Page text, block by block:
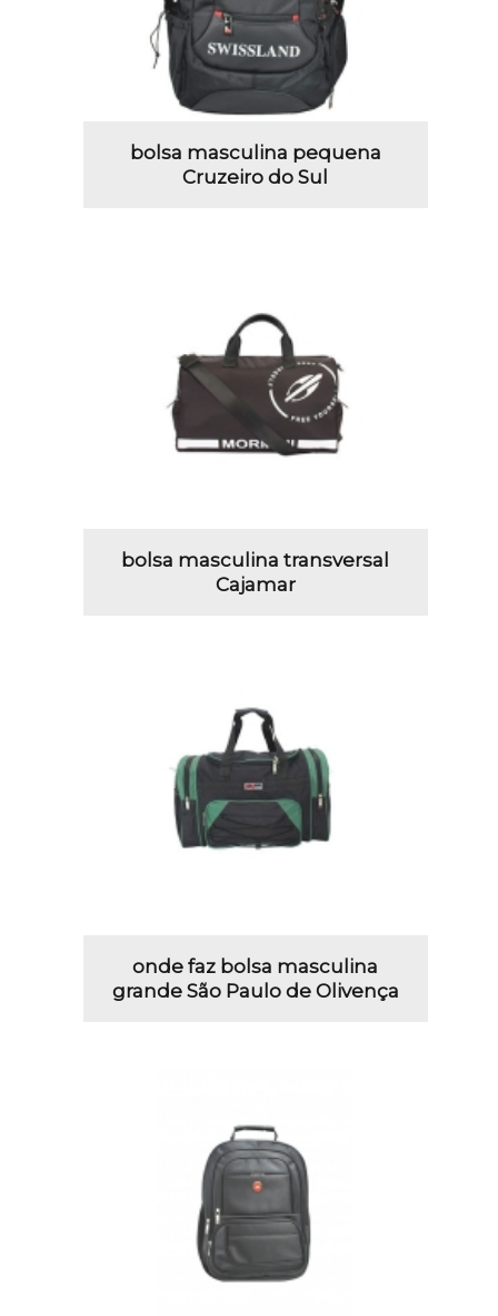
bolsa masculina pequena
Cruzeiro do Sul
bolsa masculina transversal
Cajamar
onde faz bolsa masculina
grande São Paulo de Olivença